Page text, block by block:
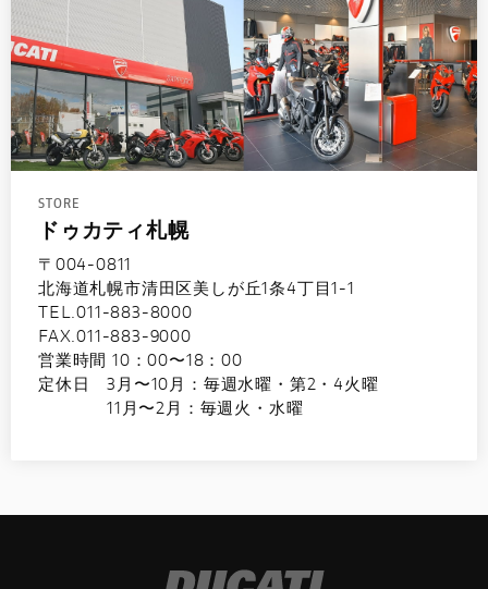
STORE
ドゥカティ札幌
〒004-0811
北海道札幌市清田区美しが丘1条4丁目1-1
TEL.011-883-8000
FAX.011-883-9000
営業時間 10：00〜18：00
定休日 3月〜10月：毎週水曜・第2・4火曜
11月〜2月：毎週火・水曜